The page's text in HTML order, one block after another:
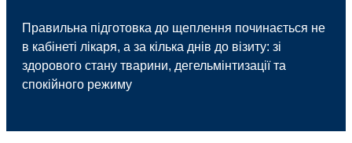
Правильна підготовка до щеплення починається не
в кабінеті лікаря, а за кілька днів до візиту: зі
здорового стану тварини, дегельмінтизації та
спокійного режиму